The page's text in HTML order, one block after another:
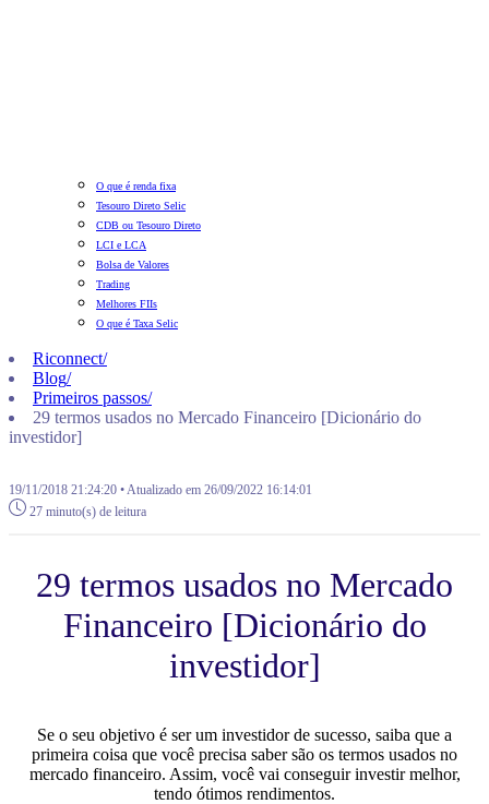
O que é renda fixa
Tesouro Direto Selic
CDB ou Tesouro Direto
LCI e LCA
Bolsa de Valores
Trading
Melhores FIIs
O que é Taxa Selic
Riconnect/
Blog/
Primeiros passos/
29 termos usados no Mercado Financeiro [Dicionário do
investidor]
19/11/2018 21:24:20 • Atualizado em 26/09/2022 16:14:01
27 minuto(s) de leitura
29 termos usados no Mercado
Financeiro [Dicionário do
investidor]
Se o seu objetivo é ser um investidor de sucesso, saiba que a
primeira coisa que você precisa saber são os termos usados no
mercado financeiro. Assim, você vai conseguir investir melhor,
tendo ótimos rendimentos.